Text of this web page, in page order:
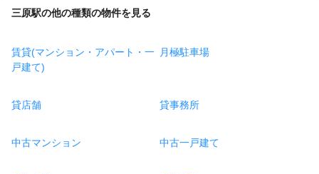
三原駅の他の種類の物件を見る
賃貸(マンション・アパート・一
戸建て)
月極駐車場
貸店舗 貸事務所
中古マンション 中古一戸建て